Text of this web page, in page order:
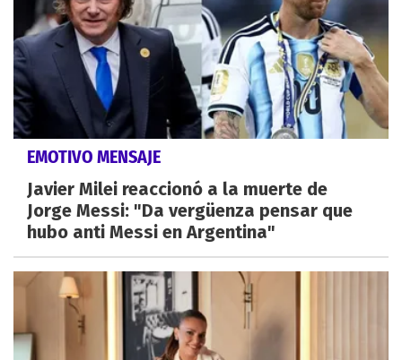
EMOTIVO MENSAJE
Javier Milei reaccionó a la muerte de
Jorge Messi: "Da vergüenza pensar que
hubo anti Messi en Argentina"